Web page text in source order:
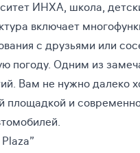
ИНХА, школа,
включает
с друзьями или
погоду. Одним из
Вам не нужно далеко
площадкой и